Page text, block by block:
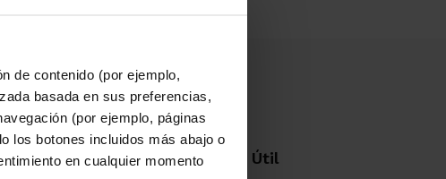
de contenido (por ejemplo,
basada en sus preferencias,
(por ejemplo, páginas
los botones incluidos más abajo o
en cualquier momento
corporativa Útil